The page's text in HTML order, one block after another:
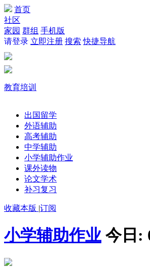
首页
社区
家园 群组 手机版
请登录 立即注册 搜索 快捷导航
教育培训
出国留学
外语辅助
高考辅助
中学辅助
小学辅助作业
课外读物
论文学术
补习复习
收藏本版 |订阅
小学辅助作业 今日: